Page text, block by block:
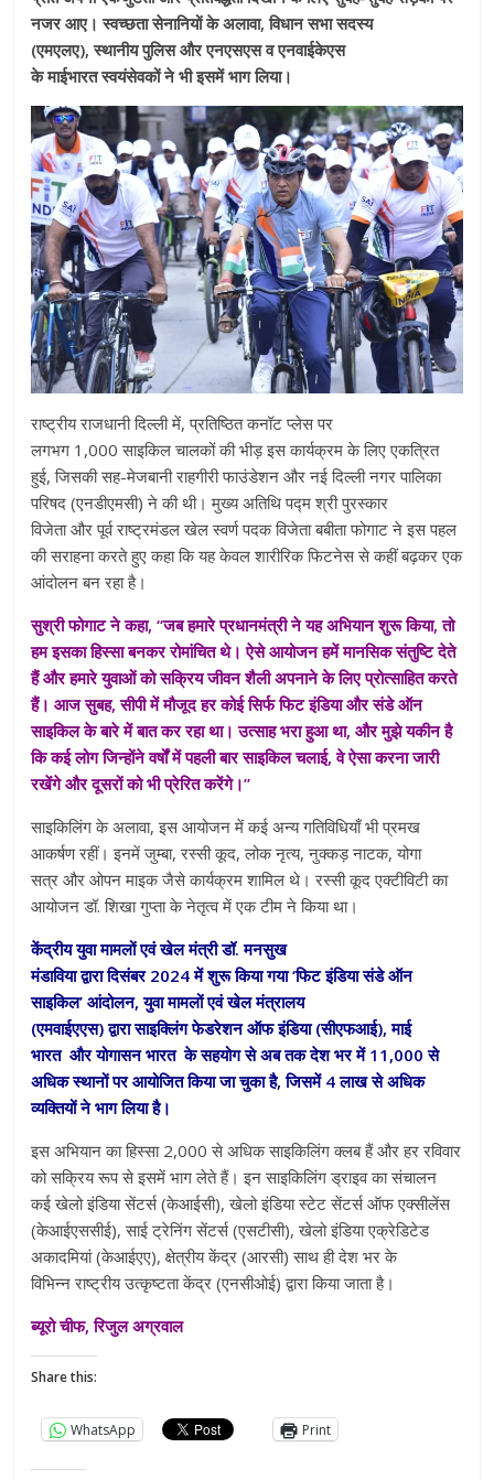
नजर आए। स्वच्छता सेनानियों के अलावा, विधान सभा सदस्य
(एमएलए), स्थानीय पुलिस और एनएसएस व एनवाईकेएस
के माईभारत स्वयंसेवकों ने भी इसमें भाग लिया।
राष्ट्रीय राजधानी दिल्ली में, प्रतिष्ठित कनॉट प्लेस पर
लगभग 1,000 साइकिल चालकों की भीड़ इस कार्यक्रम के लिए एकत्रित
हुई, जिसकी सह-मेजबानी राहगीरी फाउंडेशन और नई दिल्ली नगर पालिका
परिषद (एनडीएमसी) ने की थी। मुख्य अतिथि पद्म श्री पुरस्कार
विजेता और पूर्व राष्ट्रमंडल खेल स्वर्ण पदक विजेता बबीता फोगाट ने इस पहल
की सराहना करते हुए कहा कि यह केवल शारीरिक फिटनेस से कहीं बढ़कर एक
आंदोलन बन रहा है।
सुश्री फोगाट ने कहा, “जब हमारे प्रधानमंत्री ने यह अभियान शुरू किया, तो
हम इसका हिस्सा बनकर रोमांचित थे। ऐसे आयोजन हमें मानसिक संतुष्टि देते
हैं और हमारे युवाओं को सक्रिय जीवन शैली अपनाने के लिए प्रोत्साहित करते
हैं। आज सुबह, सीपी में मौजूद हर कोई सिर्फ फिट इंडिया और संडे ऑन
साइकिल के बारे में बात कर रहा था। उत्साह भरा हुआ था, और मुझे यकीन है
कि कई लोग जिन्होंने वर्षों में पहली बार साइकिल चलाई, वे ऐसा करना जारी
रखेंगे और दूसरों को भी प्रेरित करेंगे।”
साइकिलिंग के अलावा, इस आयोजन में कई अन्य गतिविधियाँ भी प्रमख
आकर्षण रहीं। इनमें जुम्बा, रस्सी कूद, लोक नृत्य, नुक्कड़ नाटक, योगा
सत्र और ओपन माइक जैसे कार्यक्रम शामिल थे। रस्सी कूद एक्टीविटी का
आयोजन डॉ. शिखा गुप्ता के नेतृत्व में एक टीम ने किया था।
केंद्रीय युवा मामलों एवं खेल मंत्री डॉ. मनसुख
मंडाविया द्वारा दिसंबर 2024 में शुरू किया गया ‘फिट इंडिया संडे ऑन
साइकिल’ आंदोलन, युवा मामलों एवं खेल मंत्रालय
(एमवाईएएस) द्वारा साइक्लिंग फेडरेशन ऑफ इंडिया (सीएफआई), माई
भारत और योगासन भारत के सहयोग से अब तक देश भर में 11,000 से
अधिक स्थानों पर आयोजित किया जा चुका है, जिसमें 4 लाख से अधिक
व्यक्तियों ने भाग लिया है।
इस अभियान का हिस्सा 2,000 से अधिक साइकिलिंग क्लब हैं और हर रविवार
को सक्रिय रूप से इसमें भाग लेते हैं। इन साइकिलिंग ड्राइव का संचालन
कई खेलो इंडिया सेंटर्स (केआईसी), खेलो इंडिया स्टेट सेंटर्स ऑफ एक्सीलेंस
(केआईएससीई), साई ट्रेनिंग सेंटर्स (एसटीसी), खेलो इंडिया एक्रेडिटेड
अकादमियां (केआईएए), क्षेत्रीय केंद्र (आरसी) साथ ही देश भर के
विभिन्न राष्ट्रीय उत्कृष्टता केंद्र (एनसीओई) द्वारा किया जाता है।
ब्यूरो चीफ, रिजुल अग्रवाल
Share this:
WhatsApp Print